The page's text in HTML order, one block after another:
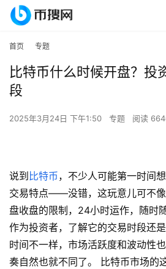
首页 专题
比特币什么时候开盘？投
段
2025年3月24日 下午1:50 专题 阅读
说到 比特币，不少人可能第一时间
交易特点——没错，这玩意儿可不
盘收盘的限制，24小时运作，随时
作为投资者，了解它的交易时段还
时间不一样，市场活跃度和波动性
奏自然也就不同了。 比特币市场的